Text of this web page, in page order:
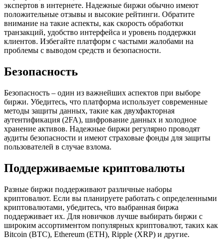
экспертов в интернете. Надежные биржи обычно имеют
положительные отзывы и высокие рейтинги. Обратите
внимание на такие аспекты, как скорость обработки
транзакций, удобство интерфейса и уровень поддержки
клиентов. Избегайте платформ с частыми жалобами на
проблемы с выводом средств и безопасности.
Безопасность
Безопасность – один из важнейших аспектов при выборе
биржи. Убедитесь, что платформа использует современные
методы защиты данных, такие как двухфакторная
аутентификация (2FA), шифрование данных и холодное
хранение активов. Надежные биржи регулярно проводят
аудиты безопасности и имеют страховые фонды для защиты
пользователей в случае взлома.
Поддерживаемые криптовалюты
Разные биржи поддерживают различные наборы
криптовалют. Если вы планируете работать с определенными
криптовалютами, убедитесь, что выбранная биржа
поддерживает их. Для новичков лучше выбирать биржи с
широким ассортиментом популярных криптовалют, таких как
Bitcoin (BTC), Ethereum (ETH), Ripple (XRP) и другие.